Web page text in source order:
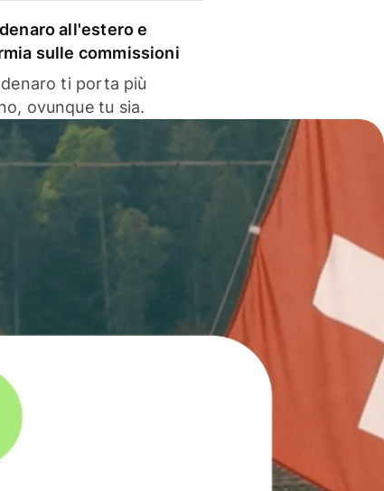
all'estero e
sulle commissioni
ti porta più
ovunque tu sia.